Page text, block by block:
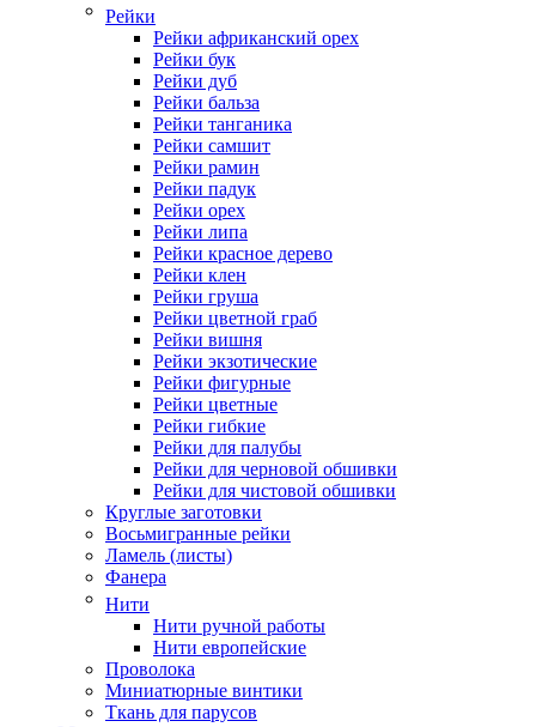
Рейки
Рейки африканский орех
Рейки бук
Рейки дуб
Рейки бальза
Рейки танганика
Рейки самшит
Рейки рамин
Рейки падук
Рейки орех
Рейки липа
Рейки красное дерево
Рейки клен
Рейки груша
Рейки цветной граб
Рейки вишня
Рейки экзотические
Рейки фигурные
Рейки цветные
Рейки гибкие
Рейки для палубы
Рейки для черновой обшивки
Рейки для чистовой обшивки
Круглые заготовки
Восьмигранные рейки
Ламель (листы)
Фанера
Нити
Нити ручной работы
Нити европейские
Проволока
Миниатюрные винтики
Ткань для парусов